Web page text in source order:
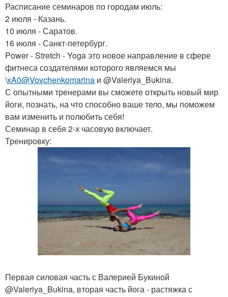
Расписание семинаров по городам июль:
2 июля - Казань.
10 июля - Саратов.
16 июля - Санкт-петербург.
Power - Stretch - Yoga это новое направление в сфере
фитнеса создателями которого являемся мы
\xA0@Vovchenkomarina и @Valeriya_Bukina.
С опытными тренерами вы сможете открыть новый мир
йоги, познать, на что способно ваше тело, мы поможем
вам изменить и полюбить себя!
Семинар в себя 2-х часовую включает.
Тренировку:
Первая силовая часть с Валерией Букиной
@Valeriya_Bukina, вторая часть йога - растяжка с